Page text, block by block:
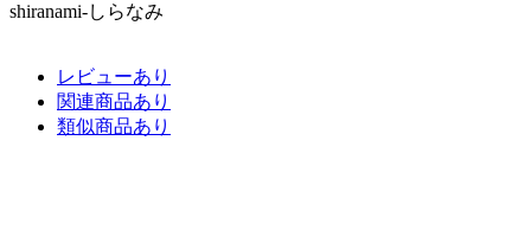
shiranami-しらなみ
レビューあり
関連商品あり
類似商品あり